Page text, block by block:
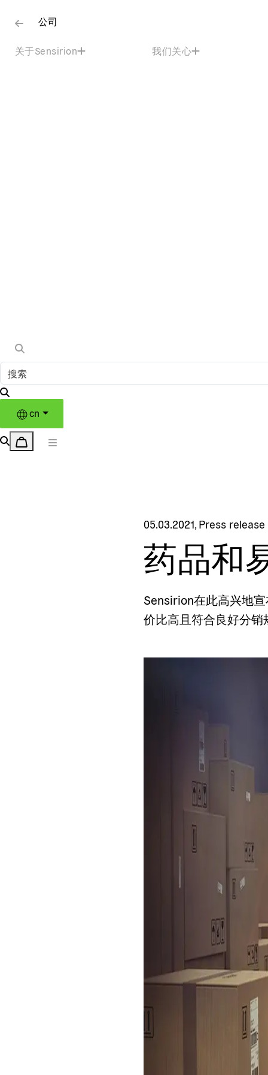
公司
关于Sensirion 我们关心
cn
05.03.2021,Press release
药品和
Sensirion在此高兴地
价比高且符合良好分